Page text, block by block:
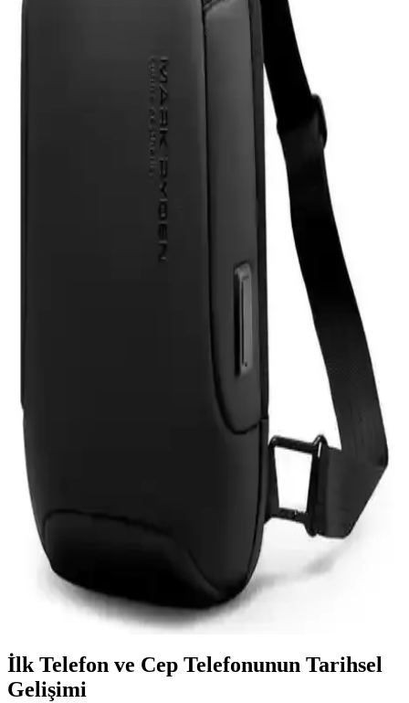
Eyfel Efs-2500 Güç Kaynağı: Temel Özellikler ve
Kullanıcı Değerlendirmeleri
Eyfel Efs-2500, 250W güç çıkışıyla temel bilgisayar ihtiyaçlarına
uygun, fanlı soğutmalı ve dayanıklılık sorunlarıyla dikkat çeken bir
HP 255 G8 Dizüstü Bilgisayar İncelemesi: Günlük
Kullanım İçin Dengeli ve Güçlü Model
HP 255 G8, güçlü işlemci ve hızlı SSD ile günlük kullanım ve ofis
işleri için ideal, taşınabilir ve uygun fiyatlı bir dizüstü bilgisayardır.
Performans ve bağlantı seçenekleriyle öne çıkar.
Samsung Galaxy Tab S9 FE+ Plus için Nano
Kırılmaz Esnek Ekran Koruyucu İncelemesi
Samsung Galaxy Tab S9 FE+ Plus için tasarlanmış nano cam ekran
koruyucu, yüksek dayanıklılık ve net görüntü sağlar. Kolay
uygulama ve göz yorgunluğunu azaltıcı özellikleriyle ekran
Asfal Apple Watch Uyumlu 42-49 mm Kordonlar
Detaylı İnceleme ve Özellikleri
Asfal markasının Apple Watch uyumlu, çeşitli renk ve boyut
seçenekleriyle yüksek kaliteli kordonları, estetik ve dayanıklılık
sunarak kullanım konforu sağlar.
Mark Ryden Lexus MR-7510 USB Şarj Portlu
Omuz Çantası İnceleme ve Özellikleri
Lexus MR-7510, suya dayanıklı Oxford kumaş, USB şarj portu ve
düzenleyici cepleriyle günlük kullanımda pratik ve şık bir omuz
İlk Telefon ve Cep Telefonunun Tarihsel
Gelişimi